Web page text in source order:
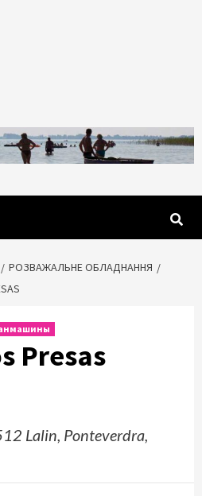
РОЗВАЖАЛЬНЕ ОБЛАДНАННЯ
Presas
Lalin, Ponteverdra,